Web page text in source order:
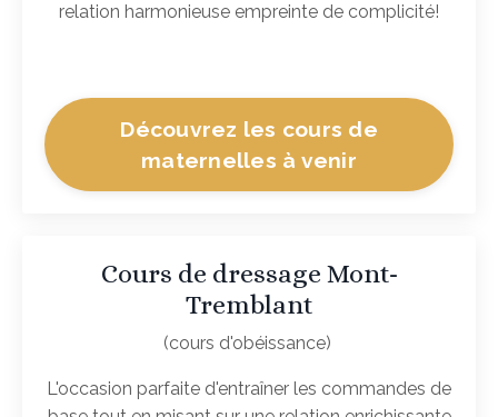
relation harmonieuse empreinte de complicité!
Découvrez les cours de
maternelles à venir
Cours de dressage Mont-
Tremblant
(cours d'obéissance)
L'occasion parfaite d'entraîner les commandes de